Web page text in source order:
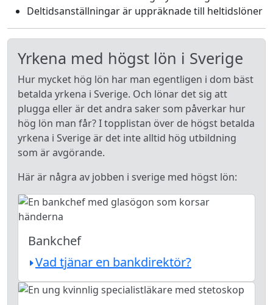
Deltidsanställningar är uppräknade till heltidslöner
Yrkena med högst lön i Sverige
Hur mycket hög lön har man egentligen i dom bäst
betalda yrkena i Sverige. Och lönar det sig att
plugga eller är det andra saker som påverkar hur
hög lön man får? I topplistan över de högst betalda
yrkena i Sverige är det inte alltid hög utbildning
som är avgörande.
Här är några av jobben i sverige med högst lön:
Bankchef
Vad tjänar en bankdirektör?